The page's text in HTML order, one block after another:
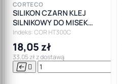
CORTECO
SILIKON CZARN KLEJ
SILNIKOWY DO MISEK
CORTECO +300
Indeks: COR HT300C
18,05 zł
33,05 zł z dostawą
 